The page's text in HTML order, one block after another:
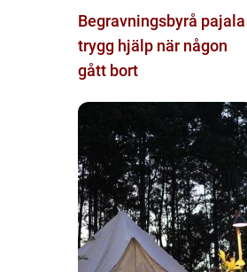
Begravningsbyrå pajala
trygg hjälp när någon
gått bort